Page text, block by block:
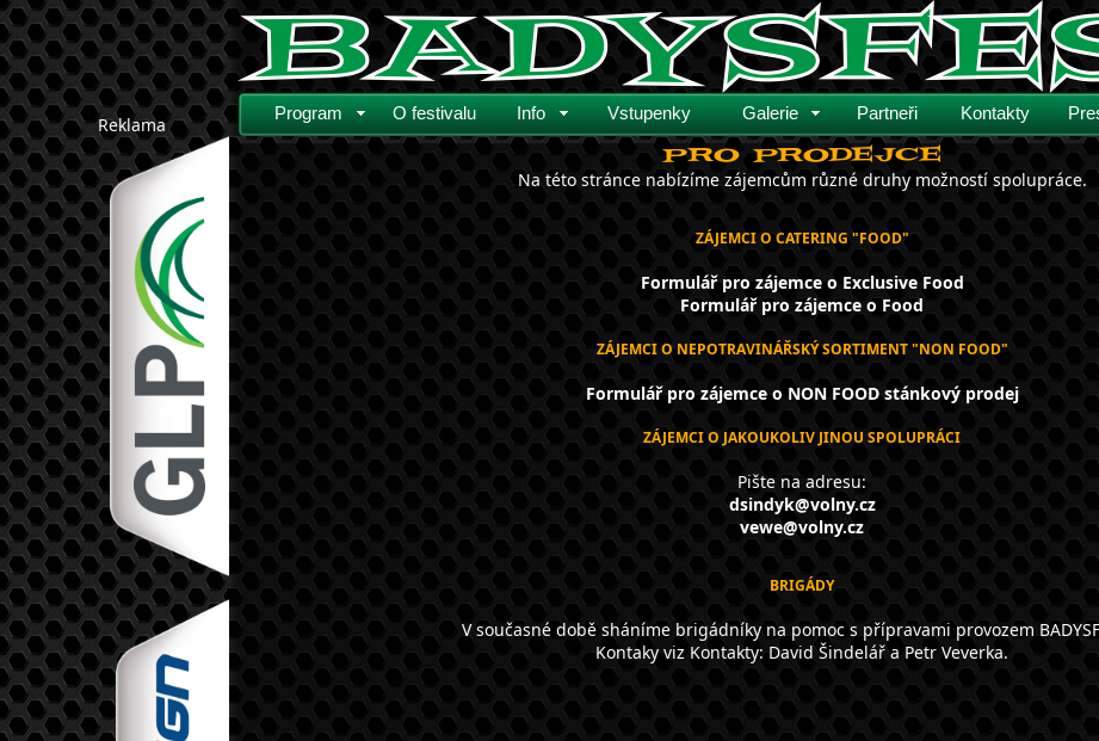
Reklama
Program O festivalu Info Vstupenky Galerie Partneři Kontakty
Pro prodejce
Na této stránce nabízíme zájemcům různé druhy možností spolupráce.
ZÁJEMCI O CATERING "FOOD"
Formulář pro zájemce o Exclusive Food
Formulář pro zájemce o Food
ZÁJEMCI O NEPOTRAVINÁŘSKÝ SORTIMENT "NON FOOD"
Formulář pro zájemce o NON FOOD stánkový prodej
ZÁJEMCI O JAKOUKOLIV JINOU SPOLUPRÁCI
Pište na adresu:
dsindyk@volny.cz
vewe@volny.cz
BRIGÁDY
V současné době sháníme brigádníky na pomoc s přípravami provozem
Kontaky viz Kontakty: David Šindelář a Petr Veverka.